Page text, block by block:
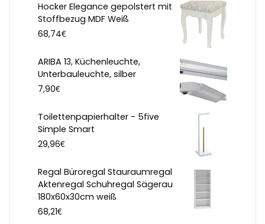
Hocker Elegance gepolstert mit
Stoffbezug MDF Weiß
68,74€
ARIBA 13, Küchenleuchte,
Unterbauleuchte, silber
7,90€
Toilettenpapierhalter - 5five
Simple Smart
29,96€
Regal Büroregal Stauraumregal
Aktenregal Schuhregal Sägerau
180x60x30cm weiß
68,21€